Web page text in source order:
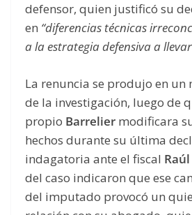
defensor, quien justificó su
en “diferencias técnicas
a la estrategia defensiva a
La renuncia se produjo en un
de la investigación, luego de
propio Barrelier modificara
hechos durante su última
indagatoria ante el fiscal
del caso indicaron que ese
del imputado provocó un